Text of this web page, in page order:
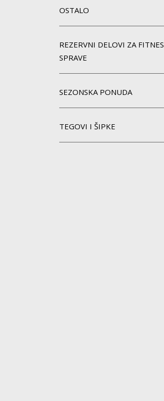
OSTALO
REZERVNI DELOVI ZA FITNES
SPRAVE
SEZONSKA PONUDA
TEGOVI I ŠIPKE